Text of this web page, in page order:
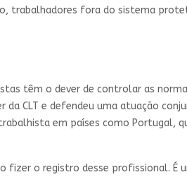
trabalhadores fora do sistema
têm o dever de controlar as
da CLT e defendeu uma atuação
em países como Portugal,
fizer o registro desse profissional. É